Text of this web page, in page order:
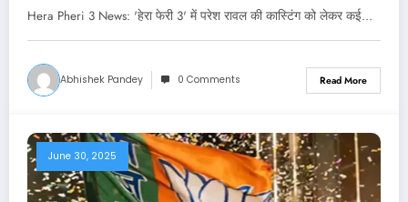
Hera Pheri 3 News: 'हेरा फेरी 3' में परेश रावल की कास्टिंग को लेकर कई…
Abhishek Pandey 0 Comments Read More
June 30, 2025